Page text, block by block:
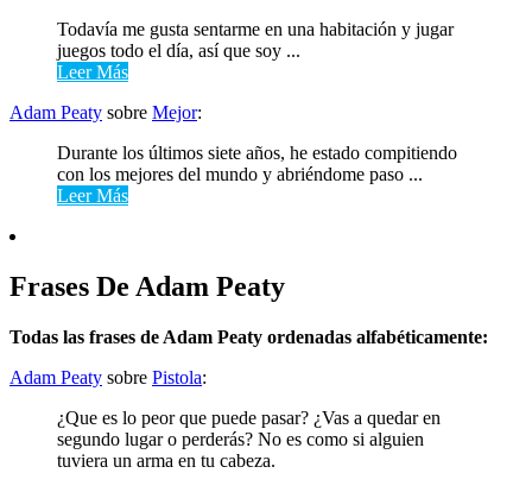
Todavía me gusta sentarme en una habitación y jugar
juegos todo el día, así que soy ...
Leer Más
Adam Peaty sobre Mejor:
Durante los últimos siete años, he estado compitiendo
con los mejores del mundo y abriéndome paso ...
Leer Más
Frases De Adam Peaty
Todas las frases de Adam Peaty ordenadas alfabéticamente:
Adam Peaty sobre Pistola:
¿Que es lo peor que puede pasar? ¿Vas a quedar en
segundo lugar o perderás? No es como si alguien
tuviera un arma en tu cabeza.